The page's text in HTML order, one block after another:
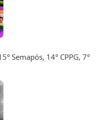
Semapós, 14° CPPG, 7°